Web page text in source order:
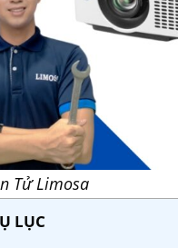
Tử Limosa
LỤC